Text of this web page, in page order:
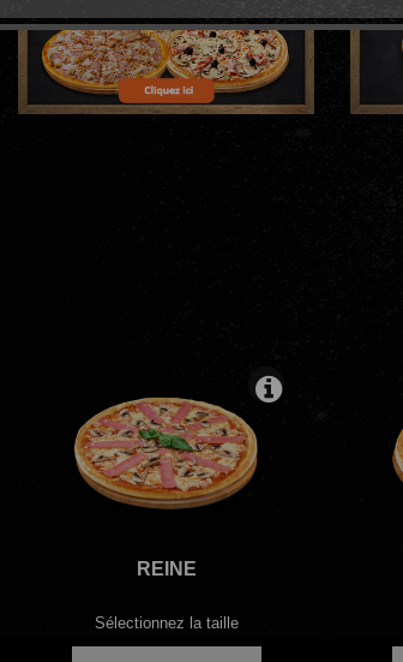
REINE
Sélectionnez la taille